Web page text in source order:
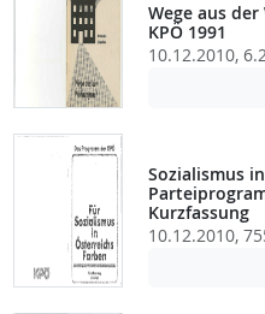
Wege aus
KPÖ 1991
10.12.2010,
Sozialismus
Kurzfassung
10.12.2010,